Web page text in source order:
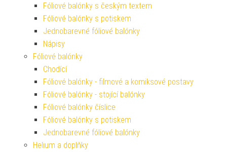
Fóliové balónky s českým textem
Fóliové balónky s potiskem
Jednobarevné fóliové balónky
Nápisy
Fóliové balónky
Chodící
Fóliové balónky - filmové a komiksové postavy
Fóliové balónky - stojící balónky
Fóliové balónky číslice
Fóliové balónky s potiskem
Jednobarevné fóliové balónky
Helium a doplňky